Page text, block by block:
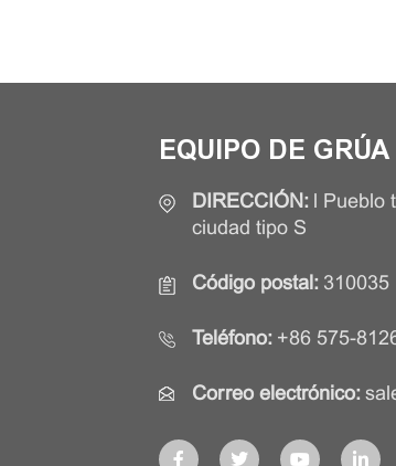
EQUIPO DE
DIRECCIÓN:
l Pueblo
ciudad tipo S
Código postal: 310035
Teléfono: +86 575-
Correo electrónico: